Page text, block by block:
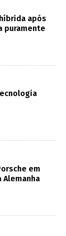
após
puramente
em